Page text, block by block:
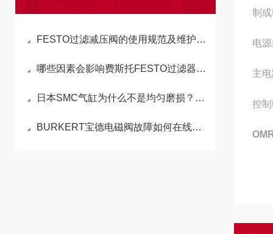
FESTO过滤减压阀的使用规范及维护指南
哪些因素会影响费斯托FESTO过滤器滤速？
日本SMC气缸为什么不是均匀磨损？这种不规则磨损是如何造成
BURKERT宝德电磁阀故障如何在线处理
制
电
主
控